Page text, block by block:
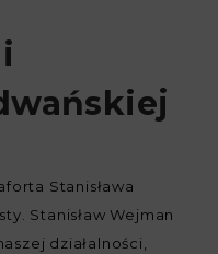
Stanisława
Stanisław Wejman
działalności,